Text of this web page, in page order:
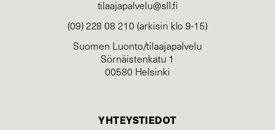
tilaajapalvelu@sll.fi
(09) 228 08 210 (arkisin klo 9-15)
Suomen Luonto/tilaajapalvelu
Sörnäistenkatu 1
00580 Helsinki
YHTEYSTIEDOT